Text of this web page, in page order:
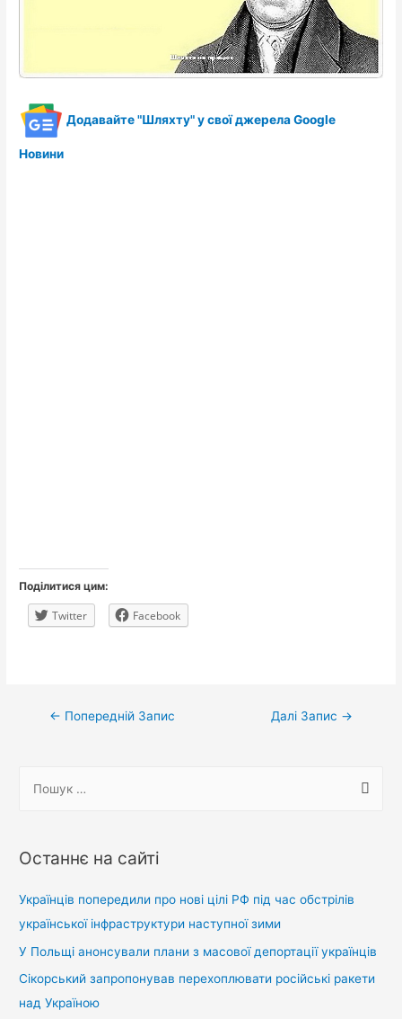
Додавайте "Шляхту" у свої джерела Google
Новини
Поділитися цим:
Twitter Facebook
Навігація
← Попередній Запис Далі Запис →
у
:
Останнє на сайті
Українців попередили про нові цілі РФ під час обстрілів
української інфраструктури наступної зими
У Польщі анонсували плани з масової депортації українців
Сікорський запропонував перехоплювати російські ракети
над Україною